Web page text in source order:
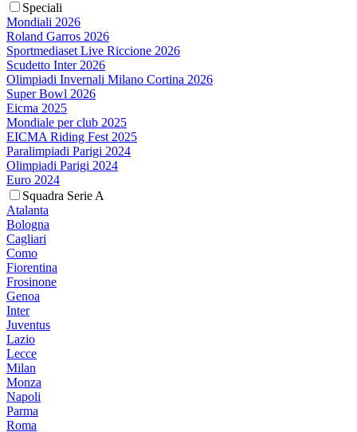
Speciali
Mondiali 2026
Roland Garros 2026
Sportmediaset Live Riccione 2026
Scudetto Inter 2026
Olimpiadi Invernali Milano Cortina 2026
Super Bowl 2026
Eicma 2025
Mondiale per club 2025
EICMA Riding Fest 2025
Paralimpiadi Parigi 2024
Olimpiadi Parigi 2024
Euro 2024
Squadra Serie A
Atalanta
Bologna
Cagliari
Como
Fiorentina
Frosinone
Genoa
Inter
Juventus
Lazio
Lecce
Milan
Monza
Napoli
Parma
Roma